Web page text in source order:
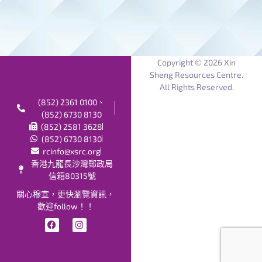
Copyright © 2026 Xin
Sheng Resources Centre.
All Rights Reserved.
(852) 2361 0100、
(852) 6730 8130
(852) 2581 3628
(852) 6730 8130
rcinfo@xsrc.org
香港九龍長沙灣郵政局
信箱80315號
關心穆宣，更快瀏覽資訊，
歡迎follow！！